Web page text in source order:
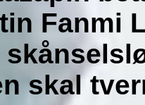
Fanmi
skal